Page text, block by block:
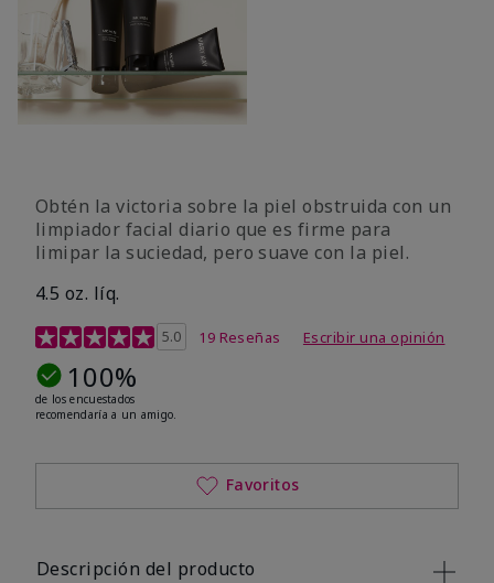
Obtén la victoria sobre la piel obstruida con un
limpiador facial diario que es firme para
limipar la suciedad, pero suave con la piel.
4.5 oz. líq.
Calificación de clientes de 5 de 5
5.0 19 Reseñas Escribir una opinión
100%
de los encuestados
recomendaría a un amigo.
Favoritos
Descripción del producto